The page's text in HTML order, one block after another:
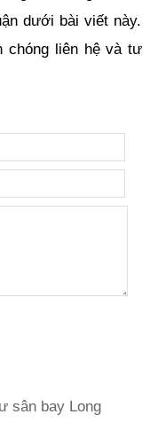
dưới bài viết này.
chóng liên hệ và tư
sân bay Long